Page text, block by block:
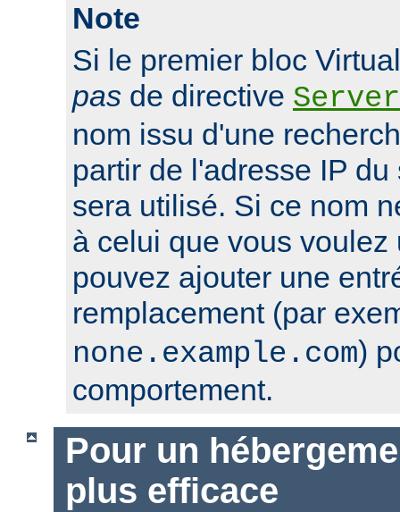
Note
Si le premier bloc
pas de directive
nom issu d'une
partir de l'adresse IP
sera utilisé. Si ce nom
à celui que vous voulez
pouvez ajouter une
remplacement (par
none.example.com)
comportement.
Pour un
plus efficace